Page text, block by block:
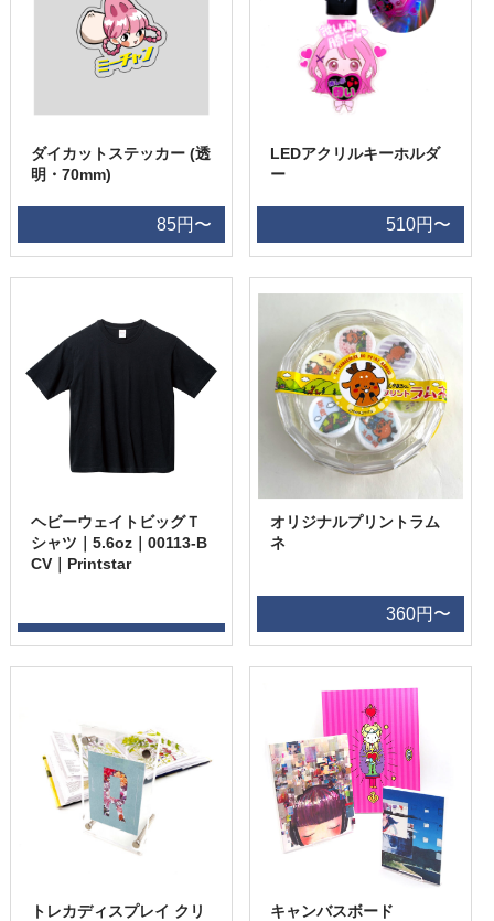
ダイカットステッカー (透
明・70mm)
85円〜
LEDアクリルキーホルダ
ー
510円〜
ヘビーウェイトビッグＴ
シャツ｜5.6oz｜00113-B
CV｜Printstar
オリジナルプリントラム
ネ
360円〜
トレカディスプレイ クリ
キャンバスボード